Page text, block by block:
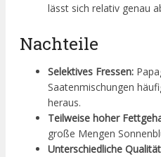
lässt sich relativ genau
Nachteile
Selektives Fressen:
Saatenmischungen
heraus.
Teilweise hoher
große Mengen
Unterschiedliche